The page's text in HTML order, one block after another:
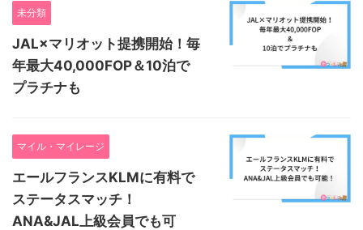
未分類
JAL×マリオット提携開始！毎
年最大40,000FOP＆10泊で
プラチナも
マイル・マイレージ
エールフランスKLMに有料で
ステータスマッチ！
ANA&JAL上級会員でも可